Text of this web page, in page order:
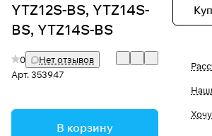
YTZ12S-BS, YTZ14S-
BS, YTZ14S-BS
0
Нет отзывов
Арт.353947
В корзину